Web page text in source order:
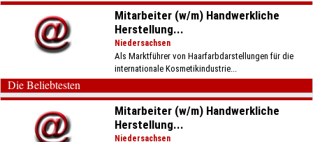
Mitarbeiter (w/m) Handwerkliche
Herstellung...
Niedersachsen
Als Marktführer von Haarfarbdarstellungen für die
internationale Kosmetikindustrie...
Die Beliebtesten
Mitarbeiter (w/m) Handwerkliche
Herstellung...
Niedersachsen